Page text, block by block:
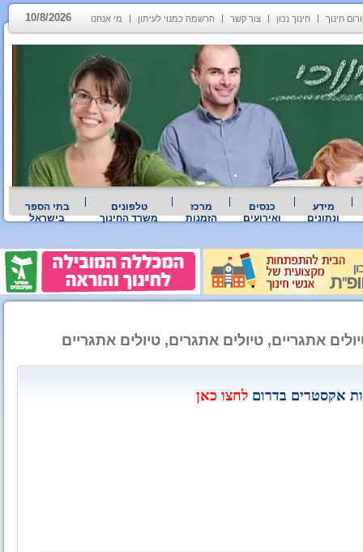
חינוך חינוך נכון צור קשר הרשמה כמנוי לעיתון מי אנחנו 10/8/2026
מידע
ונתונים
כנסים
ואירועים
מרכז
הזמנות
טלפונים
משרד החינוך
בתי הספר
בישראל
אתגריים, טיולים אתגרים, טיולים אתגריים
אקסטרים בדרום לחצו כאן